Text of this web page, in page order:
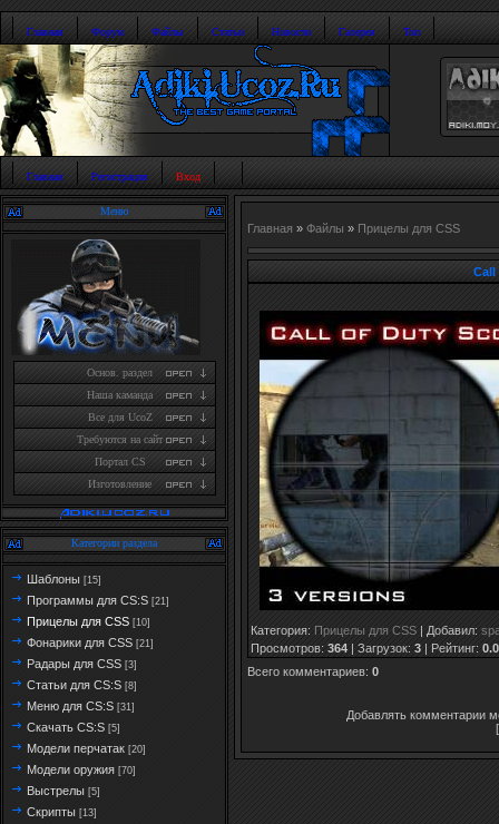
Главная Форум Файлы Статьи Новости Галерея Топ
Главная Регистрация Вход
Меню
Основ. раздел
Наша каманда
Все для UcoZ
Требуются на сайт
Портал CS
Изготовление
Категории раздела
Шаблоны [15]
Программы для CS:S [21]
Прицелы для CSS [10]
Фонарики для CSS [21]
Радары для CSS [3]
Статьи для CS:S [8]
Меню для CS:S [31]
Скачать CS:S [5]
Модели перчатак [20]
Модели оружия [70]
Выстрелы [5]
Скрипты [13]
Главная » Файлы » Прицелы для CSS
Call
Категория: Прицелы для CSS | Добавил:
Просмотров: 364 | Загрузок: 3 | Рейтинг: 0.0
Всего комментариев: 0
Добавлять комментарии